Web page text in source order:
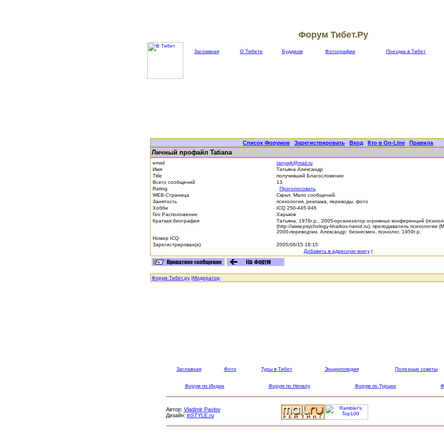
Форум Тибет.Ру
Заглавная О Тибете Буддизм Фотографии Поездка в Тибет
Список Форумов | Зарегистрировать | Вход | Кто в On-Line | Правила
Личный профайл Tatiana
email
tanyajk@mail.ru
Имя
Татьяна Александр
Title
получивший Благословение
Всего сообщений
13
Rating
Проголосовать
WEB-Страница
Скрыт. Мало сообщений.
Занятость
психология, реклама, переводы, фото
Хобби
ICQ 250-445-946
Гео Расположение
Харьков
Краткая биография
Татьяна: 1976г.р., 2005-организатор огромных конференций
(http://www.psychology-kharkov.narod.ru); преподаватель психологии
2000-переводчик. Александр: бизнесмен, психолог, 1959г.р.
Номер ICQ
Зарегистрирован(а)
2005/06/15 18:15
Добавить в адресную книгу|
Форум Тибет.ру |Модератор
Заглавная Фото Туры в Тибет Энциклопедия Полезные советы
Форум по Индии Форум по Непалу Форум по Турции
Автор: Vladimir Pavlov
Дизайн: inSTYLE.ru